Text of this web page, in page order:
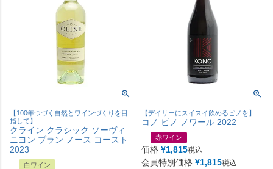
【100年つづく自然とワインづくりを目
指して】
クライン クラシック ソーヴィ
ニヨン ブラン ノース コースト
2023
白ワイン
【デイリーにスイスイ飲めるピノを】
コノ ピノ ノワール 2022
赤ワイン
価格 ¥1,815税込
会員特別価格 ¥1,815税込